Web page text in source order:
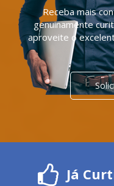
Receba mais
genuinamente
aproveite o
Já